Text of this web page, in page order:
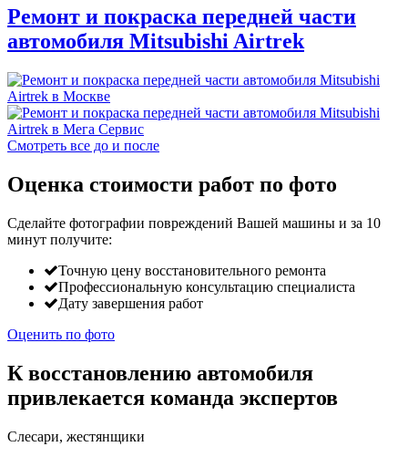
Ремонт и покраска передней части
автомобиля Mitsubishi Airtrek
Смотреть все до и после
Оценка стоимости работ по фото
Сделайте фотографии повреждений Вашей машины и за 10
минут получите:
Точную цену восстановительного ремонта
Профессиональную консультацию специалиста
Дату завершения работ
Оценить по фото
К восстановлению автомобиля
привлекается команда экспертов
Слесари, жестянщики